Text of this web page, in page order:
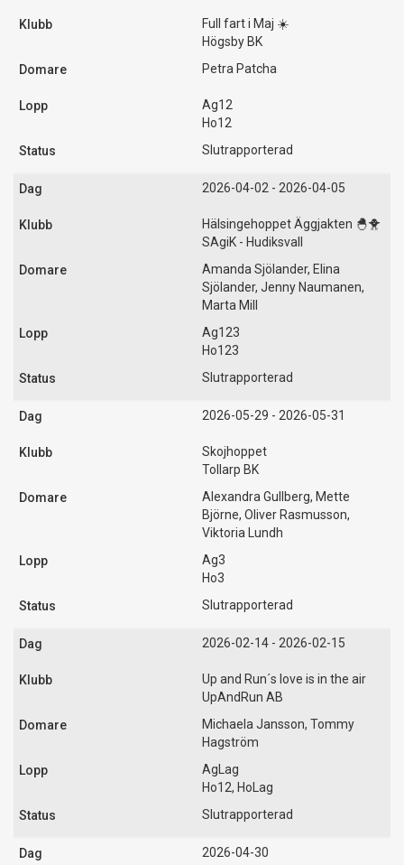
Full fart i Maj ☀️
Högsby BK
Petra Patcha
Ag12
Ho12
Slutrapporterad
2026-04-02 - 2026-04-05
Hälsingehoppet Äggjakten 🐣🐥
SAgiK - Hudiksvall
Amanda Sjölander, Elina
Sjölander, Jenny Naumanen,
Marta Mill
Ag123
Ho123
Slutrapporterad
2026-05-29 - 2026-05-31
Skojhoppet
Tollarp BK
Alexandra Gullberg, Mette
Björne, Oliver Rasmusson,
Viktoria Lundh
Ag3
Ho3
Slutrapporterad
2026-02-14 - 2026-02-15
Up and Run´s love is in the air
UpAndRun AB
Michaela Jansson, Tommy
Hagström
AgLag
Ho12, HoLag
Slutrapporterad
2026-04-30